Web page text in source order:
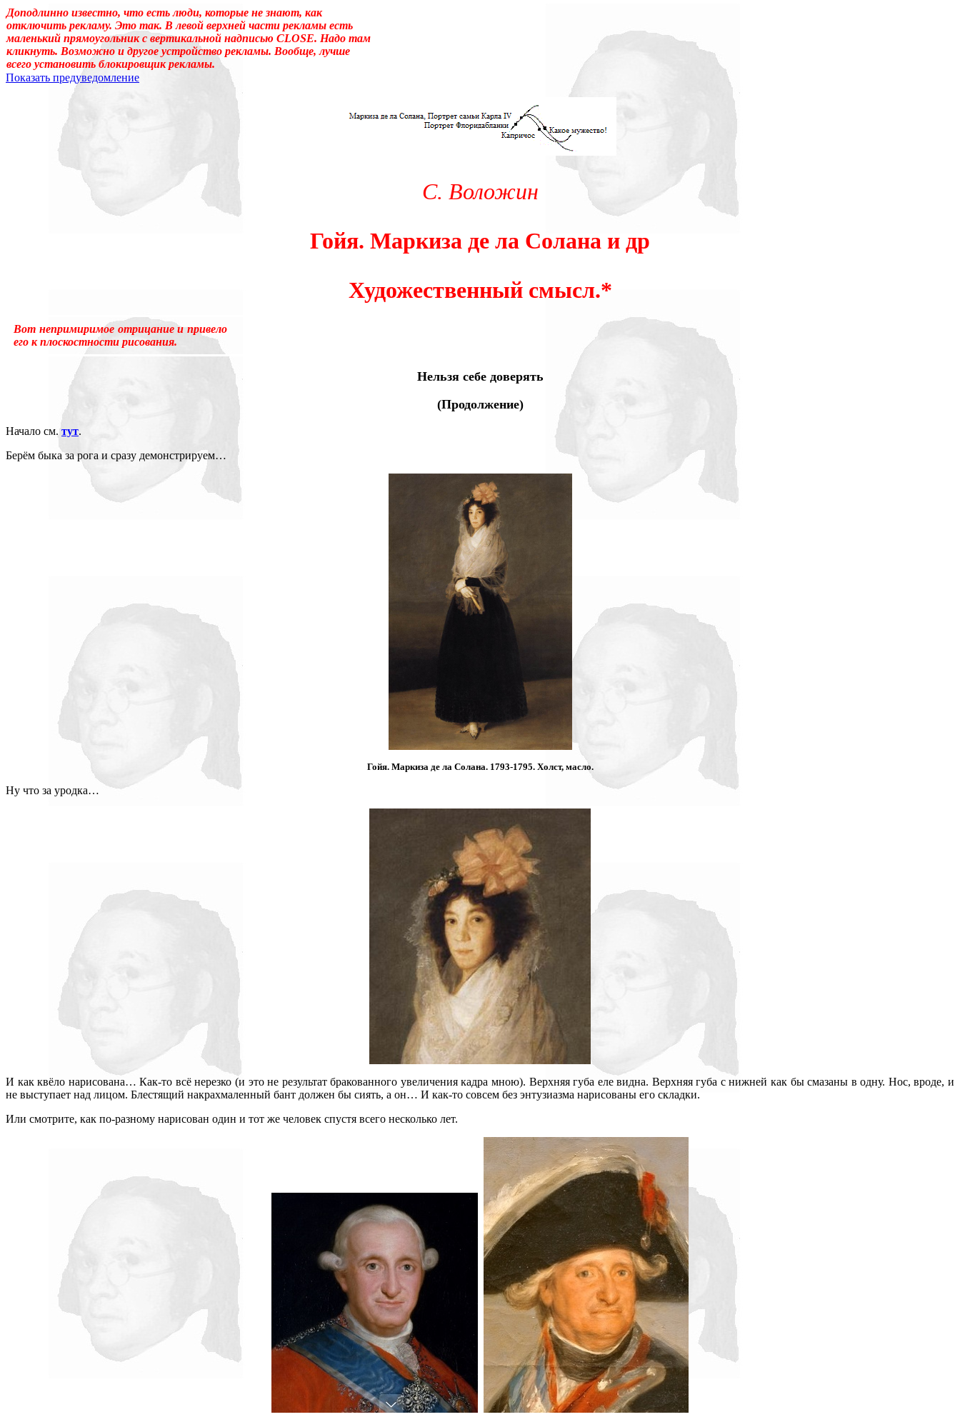
Доподлинно известно, что есть люди, которые не знают, как
отключить рекламу. Это так. В левой верхней части рекламы есть
маленький прямоугольник с вертикальной надписью CLOSE. Надо там
кликнуть. Возможно и другое устройство рекламы. Вообще, лучше
всего установить блокировщик рекламы.
Показать предуведомление
Уважаемые! Умоляю: не садитесь читать, если ещё не отошли от суеты. – Перед вами то, что называется трудным чтением. И ещё: поверьте, что захотеть понять не достаточно, чтоб понять.
Может, перечитать надо, или медленно перечитать, или сформулировать вопрос о том, что не понятно.Прошу прощения! Так случилось, что я много лет пользовался устаревшим термином
«подсознательный» в отношении идеала автора, тогда как надо было писать «сверхсознательный». Так я не буду ни менять в тысячах мест, ни в будущем не пользоваться устаревшим.Ещё
одна накладка обнаружилась: неточное применение слова «сознание». Оно-то или его аналог (как состояние, противоположное поведенческому сну [отличающемуся от сезонного сна]) есть и
у животных, и у растений, и у бактерий. (Специфична для человека вторая сигнальная система, а не сознание.) А я сознание всюду применял как чисто человеческое, противопоставляя
подсознательному. Да и подсознательное часто применял, не акцентируя, что оно-то обеспечивает любое человеческое деяние, и есть только одна его часть, которая – в ранге подсознательного
идеала – обеспечивает в неприкладном искусстве общение подсознаний автора и восприемника по сокровенному поводу. По несокровенному обеспечивается общение подсознаний в
прикладном искусстве (которое о, в общем-то, знаемом и рожденном замыслом сознания). Я не стану нигде уточнять и акцентировать.
С. Воложин
Гойя. Маркиза де ла Солана и др
Художественный смысл.*
Вот непримиримое отрицание и привело
его к плоскостности рисования.
Нельзя себе доверять
(Продолжение)
Начало см.тут.
Берём быка за рога и сразу демонстрируем…
Гойя. Маркиза де ла Солана. 1793-1795. Холст, масло.
Ну что за уродка…
И как квёло нарисована… Как-то всё нерезко (и это не результат бракованного увеличения кадра мною). Верхняя губа еле видна. Верхняя губа с нижней как бы смазаны в одну. Нос, вроде, и
не выступает над лицом. Блестящий накрахмаленный бант должен бы сиять, а он… И как-то совсем без энтузиазма нарисованы его складки.
Или смотрите, как по-разному нарисован один и тот же человек спустя всего несколько лет.